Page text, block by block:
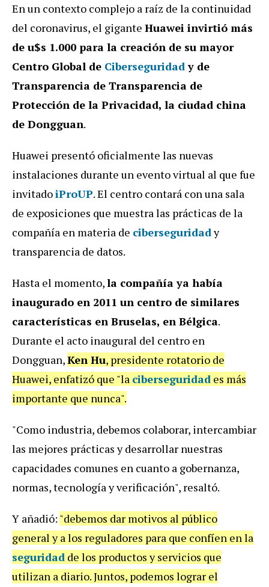
En un contexto complejo a raíz de la continuidad
del coronavirus, el gigante Huawei invirtió más
de u$s 1.000 para la creación de su mayor
Centro Global de Ciberseguridady de
Transparencia de Transparencia de
Protección de la Privacidad, la ciudad china
de Dongguan.
Huawei presentó oficialmente las nuevas
instalaciones durante un evento virtual al que fue
invitadoiProUP. El centro contará con una sala
de exposiciones que muestra las prácticas de la
compañía en materia de ciberseguridady
transparencia de datos.
Hasta el momento,la compañía ya había
inaugurado en 2011 un centro de similares
características en Bruselas, en Bélgica.
Durante el acto inaugural del centro en
Dongguan,Ken Hu, presidente rotatorio de
Huawei, enfatizó que "la ciberseguridad es más
importante que nunca".
"Como industria, debemos colaborar, intercambiar
las mejores prácticas y desarrollar nuestras
capacidades comunes en cuanto a gobernanza,
normas, tecnología y verificación", resaltó.
Y añadió: "debemos dar motivos al público
general y a los reguladores para que confíen en la
seguridad de los productos y servicios que
utilizan a diario. Juntos, podemos lograr el